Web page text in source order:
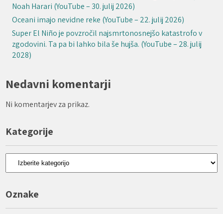
Noah Harari (YouTube – 30. julij 2026)
Oceani imajo nevidne reke (YouTube – 22. julij 2026)
Super El Niño je povzročil najsmrtonosnejšo katastrofo v
zgodovini. Ta pa bi lahko bila še hujša. (YouTube – 28. julij
2028)
Nedavni komentarji
Ni komentarjev za prikaz.
Kategorije
Kategorije
Oznake